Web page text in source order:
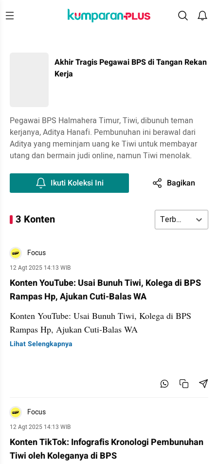
Akhir Tragis Pegawai BPS di Tangan Rekan
Kerja
Pegawai BPS Halmahera Timur, Tiwi, dibunuh teman
kerjanya, Aditya Hanafi. Pembunuhan ini berawal dari
Aditya yang meminjam uang ke Tiwi untuk membayar
utang dan bermain judi online, namun Tiwi menolak.
Ikuti Koleksi Ini Bagikan
3 Konten Terbaru
Focus
12 Agt 2025 14:13 WIB
Konten YouTube: Usai Bunuh Tiwi, Kolega di BPS
Rampas Hp, Ajukan Cuti-Balas WA
Konten YouTube: Usai Bunuh Tiwi, Kolega di BPS
Rampas Hp, Ajukan Cuti-Balas WA
Lihat Selengkapnya
Focus
12 Agt 2025 14:13 WIB
Konten TikTok: Infografis Kronologi Pembunuhan
Tiwi oleh Koleganya di BPS